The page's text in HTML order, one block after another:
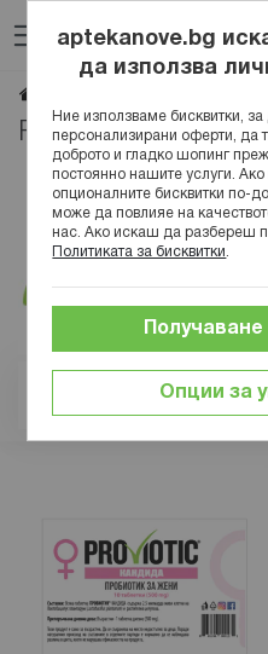
към
съдържанието
Proviotic
aptekanove.bg
да използва
Ние използваме бисквитки,
персонализирани оферти, да
доброто и гладко шопинг
постоянно нашите услуги.
опционалните бисквитки по-
може да повлияе на
нас. Ако искаш да разбереш
Политиката за бисквитки
Опции за